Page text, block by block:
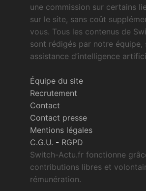
une commission sur certains
sur le site, sans coût
vous. Tous les contenus de
sont rédigés par notre équipe,
assistance d’intelligence
Équipe du site
Recrutement
Contact
Contact presse
Mentions légales
C.G.U. - RGPD
Switch-Actu.fr fonctionne
contributions libres et
rémunération.